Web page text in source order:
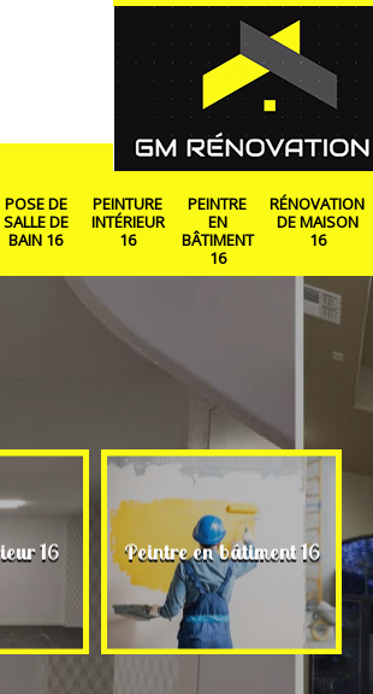
POSE DE
SALLE DE
BAIN 16
PEINTURE
INTÉRIEUR
16
PEINTRE
EN
BÂTIMENT
16
RÉNOVATION
DE MAISON
16
16 Peintre en bâtiment 16